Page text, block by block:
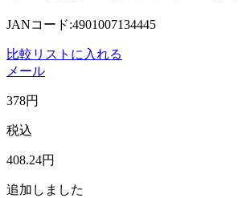
JANコード:4901007134445
比較リストに入れる
メール
378円
税込
408.24円
追加しました